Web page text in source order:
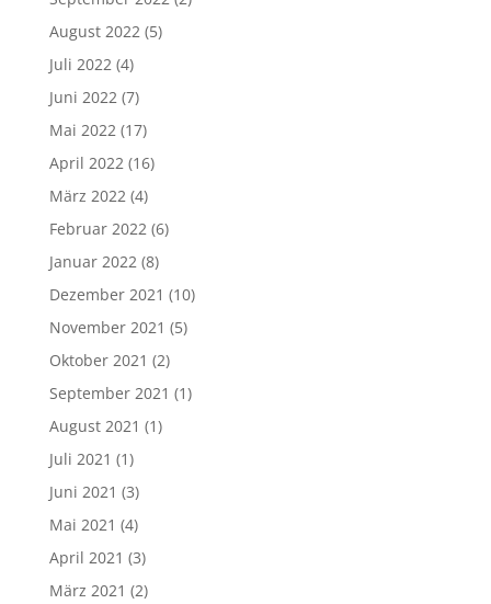
August 2022(5)
Juli 2022(4)
Juni 2022(7)
Mai 2022(17)
April 2022(16)
März 2022(4)
Februar 2022(6)
Januar 2022(8)
Dezember 2021 (10)
November 2021 (5)
Oktober 2021 (2)
September 2021 (1)
August 2021 (1)
Juli 2021 (1)
Juni 2021 (3)
Mai 2021 (4)
April 2021 (3)
März 2021 (2)